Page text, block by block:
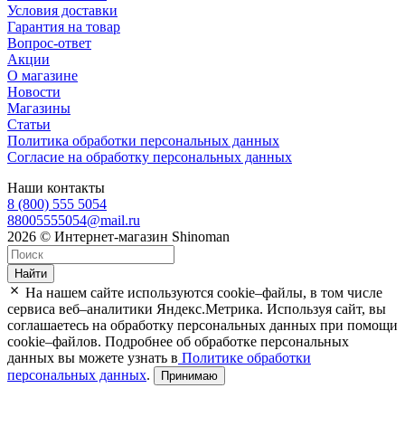
Условия доставки
Гарантия на товар
Вопрос-ответ
Акции
О магазине
Новости
Магазины
Статьи
Политика обработки персональных данных
Согласие на обработку персональных данных
Наши контакты
8 (800) 555 5054
88005555054@mail.ru
2026 © Интернет-магазин Shinoman
Найти
На нашем сайте используются cookie–файлы, в том числе
сервиса веб–аналитики Яндекс.Метрика. Используя сайт, вы
соглашаетесь на обработку персональных данных при помощи
cookie–файлов. Подробнее об обработке персональных
данных вы можете узнать в Политике обработки
персональных данных. Принимаю